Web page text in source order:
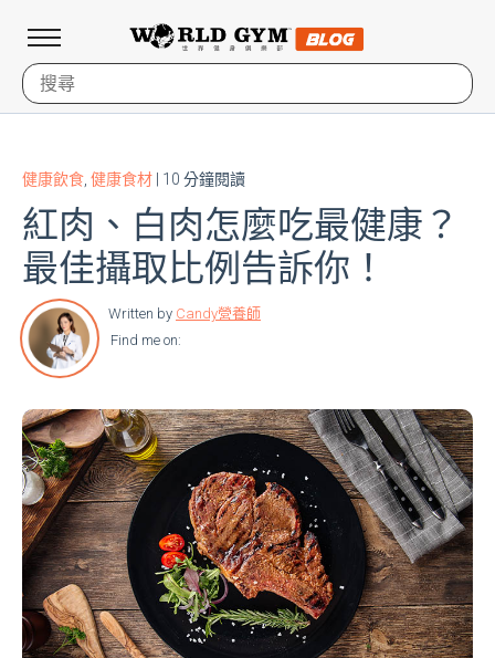
健康飲食 健康食材 | 10 分鐘閱讀
紅肉、白肉怎麼吃最健康？
最佳攝取比例告訴你！
Written by Candy營養師
Find me on: